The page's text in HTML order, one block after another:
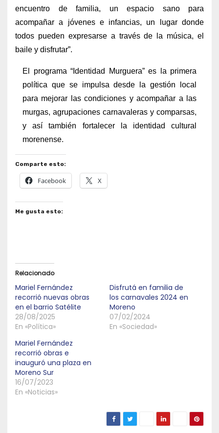
encuentro de familia, un espacio sano para
acompañar a jóvenes e infancias, un lugar donde
todos pueden expresarse a través de la música, el
baile y disfrutar”.
El programa “Identidad Murguera” es la primera
política que se impulsa desde la gestión local
para mejorar las condiciones y acompañar a las
murgas, agrupaciones carnavaleras y comparsas,
y así también fortalecer la identidad cultural
morenense.
Comparte esto:
Facebook X
Me gusta esto:
Relacionado
Mariel Fernández
recorrió nuevas obras
en el barrio Satélite
28/08/2025
En «Política»
Disfrutá en familia de
los carnavales 2024 en
Moreno
07/02/2024
En «Sociedad»
Mariel Fernández
recorrió obras e
inauguró una plaza en
Moreno Sur
16/07/2023
En «Noticias»